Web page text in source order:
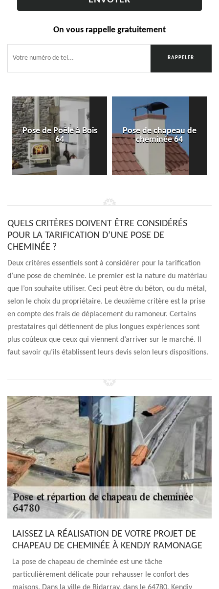
On vous rappelle gratuitement
Pose de Poêle à Bois
64
Pose de chapeau de
cheminée 64
QUELS CRITÈRES DOIVENT ÊTRE CONSIDÉRÉS
POUR LA TARIFICATION D’UNE POSE DE
CHEMINÉE ?
Deux critères essentiels sont à considérer pour la tarification
d’une pose de cheminée. Le premier est la nature du matériau
que l’on souhaite utiliser. Ceci peut être du béton, ou du métal,
selon le choix du propriétaire. Le deuxième critère est la prise
en compte des frais de déplacement du ramoneur. Certains
prestataires qui détiennent de plus longues expériences sont
plus coûteux que ceux qui viennent d’arriver sur le marché. Il
faut savoir qu’ils établissent leurs devis selon leurs dispositions.
LAISSEZ LA RÉALISATION DE VOTRE PROJET DE
CHAPEAU DE CHEMINÉE À KENDJY RAMONAGE
La pose de chapeau de cheminée est une tâche
particulièrement délicate pour rehausser le confort des